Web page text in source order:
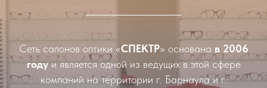
Сеть салонов оптики «СПЕКТР» основана в 2006
годуи является одной из ведущих в этой сфере
компаний на территории г. Барнаула и г.